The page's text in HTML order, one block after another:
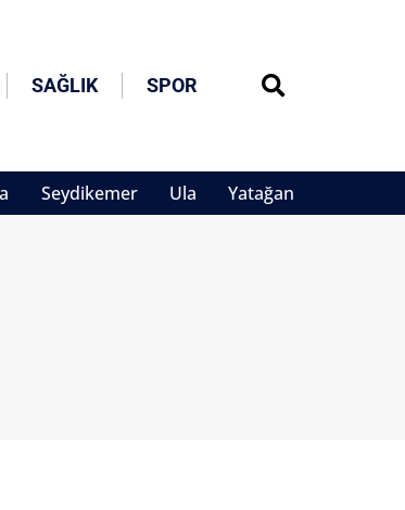
SAĞLIK SPOR
Seydikemer Ula Yatağan